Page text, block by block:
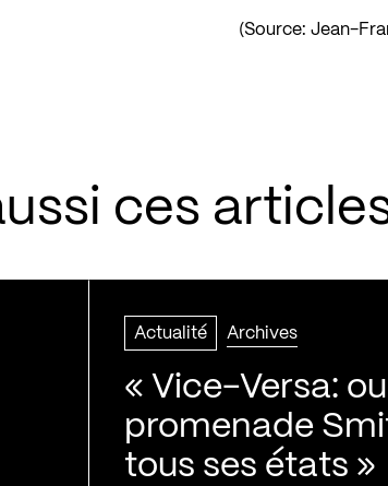
(Source: Jean-
ces
Actualité Archives
« Vice-Versa:
promenade
tous ses états »